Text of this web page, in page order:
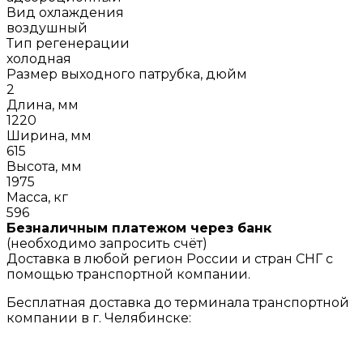
Вид охлаждения
воздушный
Тип регенерации
холодная
Размер выходного патрубка, дюйм
2
Длина, мм
1220
Ширина, мм
615
Высота, мм
1975
Масса, кг
596
Безналичным платежом через банк
(необходимо запросить счёт)
Доставка в любой регион России и стран СНГ с
помощью транспортной компании.
Бесплатная доставка до терминала транспортной
компании в г. Челябинске: